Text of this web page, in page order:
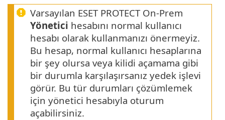
Varsayılan ESET PROTECT On-Prem
Yönetici hesabını normal kullanıcı
hesabı olarak kullanmanızı önermeyiz.
Bu hesap, normal kullanıcı hesaplarına
bir şey olursa veya kilidi açamama gibi
bir durumla karşılaşırsanız yedek işlevi
görür. Bu tür durumları çözümlemek
için yönetici hesabıyla oturum
açabilirsiniz.